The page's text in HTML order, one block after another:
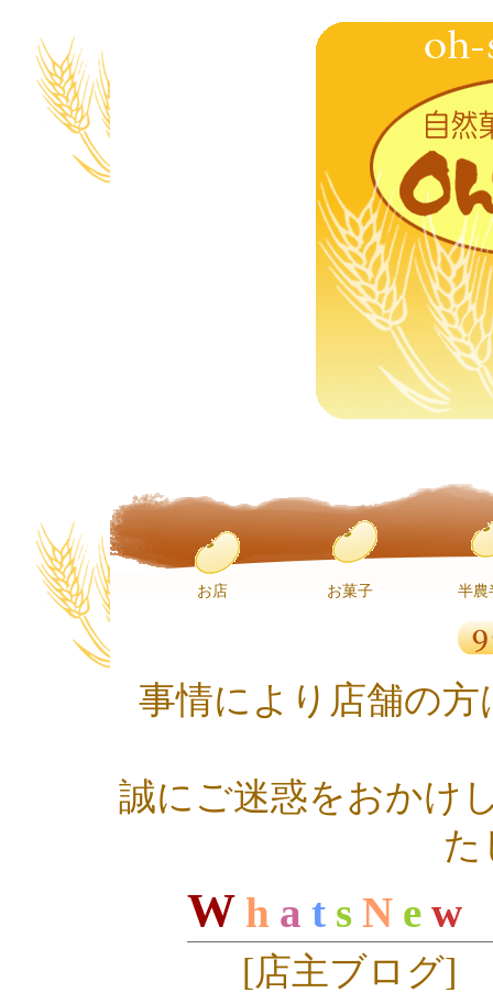
お店 お菓子 半農
事情により店舗の
誠にご迷惑をおかけ
た
W h a t s N e w
[店主ブログ]